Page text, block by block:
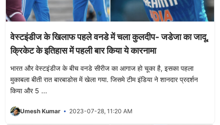
वेस्टइंडीज के खिलाफ पहले वनडे में चला कुलदीप- जडेजा का जादू,
क्रिकेट के इतिहास में पहली बार किया ये कारनामा
भारत और वेस्टइंडीज के बीच वनडे सीरीज का आगाज हो चूका है, इसका पहला
मुकाबला बीती रात बारबाडोस में खेला गया. जिसमे टीम इंडिया ने शानदार प्रदर्शन
किया और 5 ...
Umesh Kumar 2023-07-28, 11:20 AM